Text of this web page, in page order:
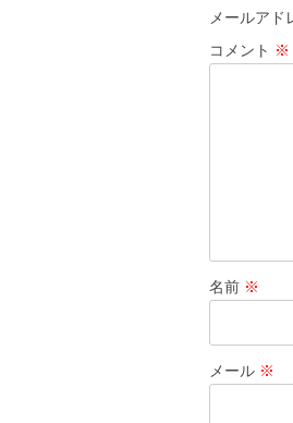
ー
シ
ョ
メールアド
コメント ※
名前 ※
メール ※